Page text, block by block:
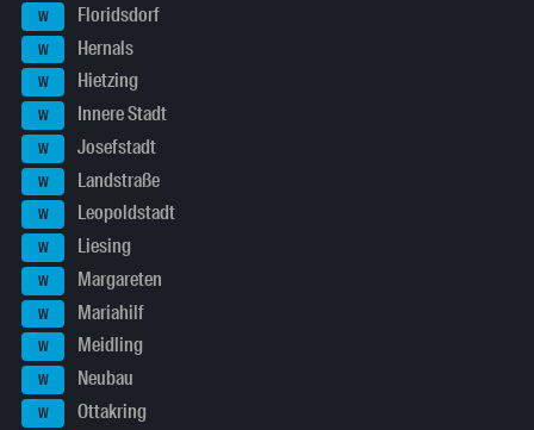
W Floridsdorf
W Hernals
W Hietzing
W Innere Stadt
W Josefstadt
W Landstraße
W Leopoldstadt
W Liesing
W Margareten
W Mariahilf
W Meidling
W Neubau
W Ottakring